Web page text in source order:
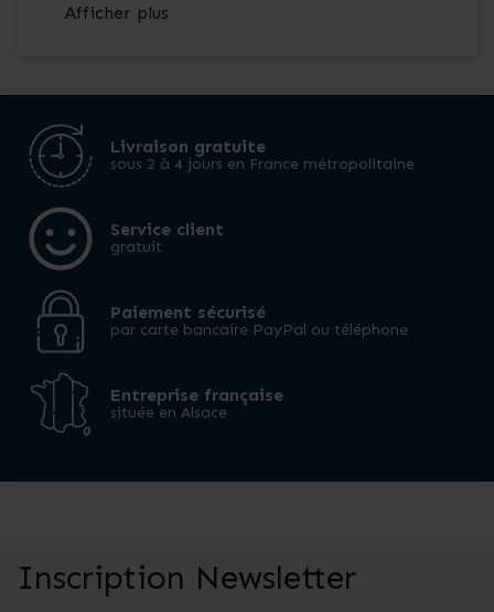
Afficher plus
Livraison gratuite
sous 2 à 4 jours en France métropolitaine
Service client
gratuit
Paiement sécurisé
par carte bancaire PayPal ou téléphone
Entreprise française
située en Alsace
Inscription Newsletter